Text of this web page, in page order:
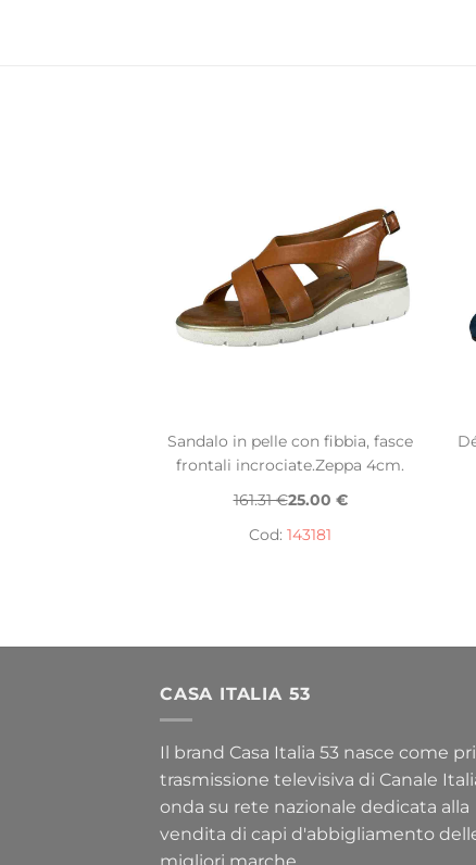
Sandalo in pelle con fibbia, fasce
frontali incrociate.Zeppa 4cm.
161.31 €25.00 €
Cod: 143181
CASA ITALIA 53
Il brand Casa Italia 53 nasce come
trasmissione televisiva di Canale
onda su rete nazionale dedicata alla
vendita di capi d'abbigliamento